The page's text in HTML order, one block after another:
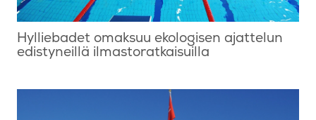
Hylliebadet omaksuu ekologisen ajattelun
edistyneillä ilmastoratkaisuilla